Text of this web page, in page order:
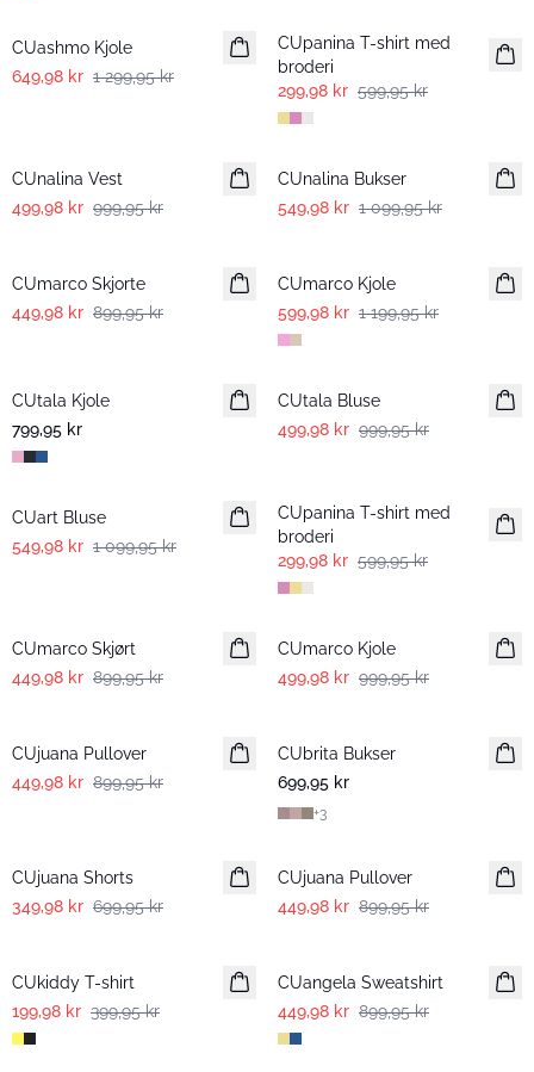
CUashmo Kjole
649,98 kr 1 299,95 kr
CUpanina T-shirt med
broderi
299,98 kr 599,95 kr
CUnalina Vest
499,98 kr 999,95 kr
-50%
CUnalina Bukser
549,98 kr 1 099,95 kr
CUmarco Skjorte
449,98 kr 899,95 kr
CUmarco Kjole
599,98 kr 1 199,95 kr
CUtala Kjole
799,95 kr
-50%
CUtala Bluse
499,98 kr 999,95 kr
-50%
CUart Bluse
549,98 kr 1 099,95 kr
CUpanina T-shirt med
broderi
299,98 kr 599,95 kr
CUmarco Skjørt
449,98 kr 899,95 kr
-50%
CUmarco Kjole
499,98 kr 999,95 kr
CUjuana Pullover
449,98 kr 899,95 kr
CUbrita Bukser
699,95 kr
+3
CUjuana Shorts
349,98 kr 699,95 kr
CUjuana Pullover
449,98 kr 899,95 kr
CUkiddy T-shirt
199,98 kr 399,95 kr
CUangela Sweatshirt
449,98 kr 899,95 kr
-50% -50%